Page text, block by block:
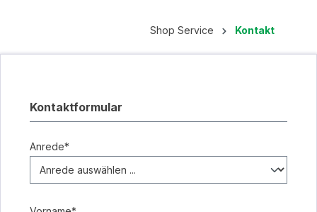
Shop Service Kontakt
Kontaktformular
Anrede*